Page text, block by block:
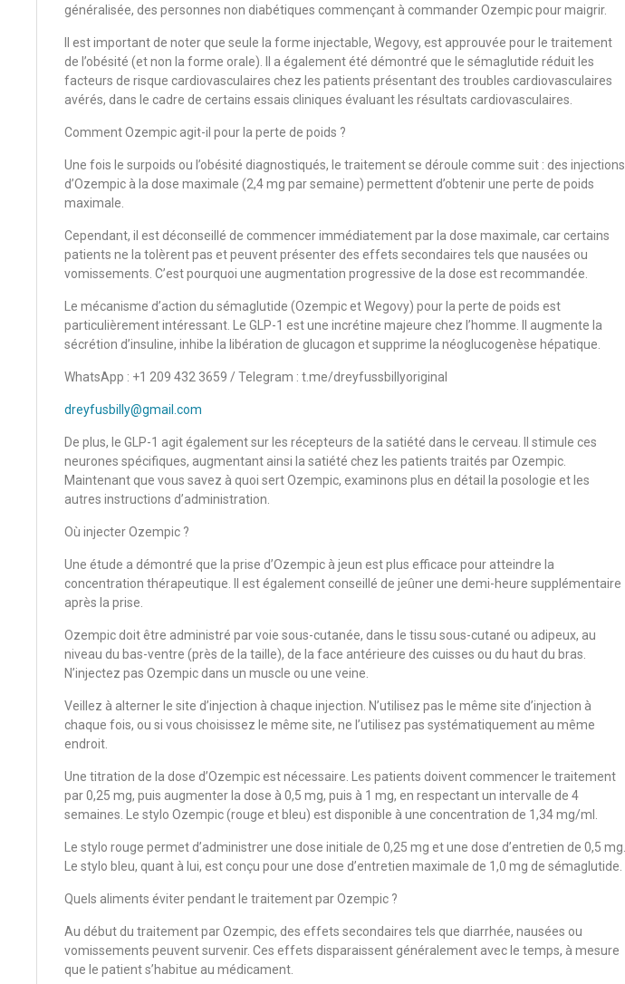
généralisée, des personnes non diabétiques commençant à commander Ozempic pour maigrir.
Il est important de noter que seule la forme injectable, Wegovy, est approuvée pour le traitement
de l’obésité (et non la forme orale). Il a également été démontré que le sémaglutide réduit les
facteurs de risque cardiovasculaires chez les patients présentant des troubles cardiovasculaires
avérés, dans le cadre de certains essais cliniques évaluant les résultats cardiovasculaires.
Comment Ozempic agit-il pour la perte de poids ?
Une fois le surpoids ou l’obésité diagnostiqués, le traitement se déroule comme suit : des injections
d’Ozempic à la dose maximale (2,4 mg par semaine) permettent d’obtenir une perte de poids
maximale.
Cependant, il est déconseillé de commencer immédiatement par la dose maximale, car certains
patients ne la tolèrent pas et peuvent présenter des effets secondaires tels que nausées ou
vomissements. C’est pourquoi une augmentation progressive de la dose est recommandée.
Le mécanisme d’action du sémaglutide (Ozempic et Wegovy) pour la perte de poids est
particulièrement intéressant. Le GLP-1 est une incrétine majeure chez l’homme. Il augmente la
sécrétion d’insuline, inhibe la libération de glucagon et supprime la néoglucogenèse hépatique.
WhatsApp : +1 209 432 3659 / Telegram : t.me/dreyfussbillyoriginal
dreyfusbilly@gmail.com
De plus, le GLP-1 agit également sur les récepteurs de la satiété dans le cerveau. Il stimule ces
neurones spécifiques, augmentant ainsi la satiété chez les patients traités par Ozempic.
Maintenant que vous savez à quoi sert Ozempic, examinons plus en détail la posologie et les
autres instructions d’administration.
Où injecter Ozempic ?
Une étude a démontré que la prise d’Ozempic à jeun est plus efficace pour atteindre la
concentration thérapeutique. Il est également conseillé de jeûner une demi-heure supplémentaire
après la prise.
Ozempic doit être administré par voie sous-cutanée, dans le tissu sous-cutané ou adipeux, au
niveau du bas-ventre (près de la taille), de la face antérieure des cuisses ou du haut du bras.
N’injectez pas Ozempic dans un muscle ou une veine.
Veillez à alterner le site d’injection à chaque injection. N’utilisez pas le même site d’injection à
chaque fois, ou si vous choisissez le même site, ne l’utilisez pas systématiquement au même
endroit.
Une titration de la dose d’Ozempic est nécessaire. Les patients doivent commencer le traitement
par 0,25 mg, puis augmenter la dose à 0,5 mg, puis à 1 mg, en respectant un intervalle de 4
semaines. Le stylo Ozempic (rouge et bleu) est disponible à une concentration de 1,34 mg/ml.
Le stylo rouge permet d’administrer une dose initiale de 0,25 mg et une dose d’entretien de 0,5 mg.
Le stylo bleu, quant à lui, est conçu pour une dose d’entretien maximale de 1,0 mg de sémaglutide.
Quels aliments éviter pendant le traitement par Ozempic ?
Au début du traitement par Ozempic, des effets secondaires tels que diarrhée, nausées ou
vomissements peuvent survenir. Ces effets disparaissent généralement avec le temps, à mesure
que le patient s’habitue au médicament.